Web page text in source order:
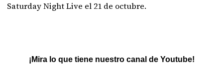
Saturday Night Live el 21 de octubre.
¡Mira lo que tiene nuestro canal de Youtube!